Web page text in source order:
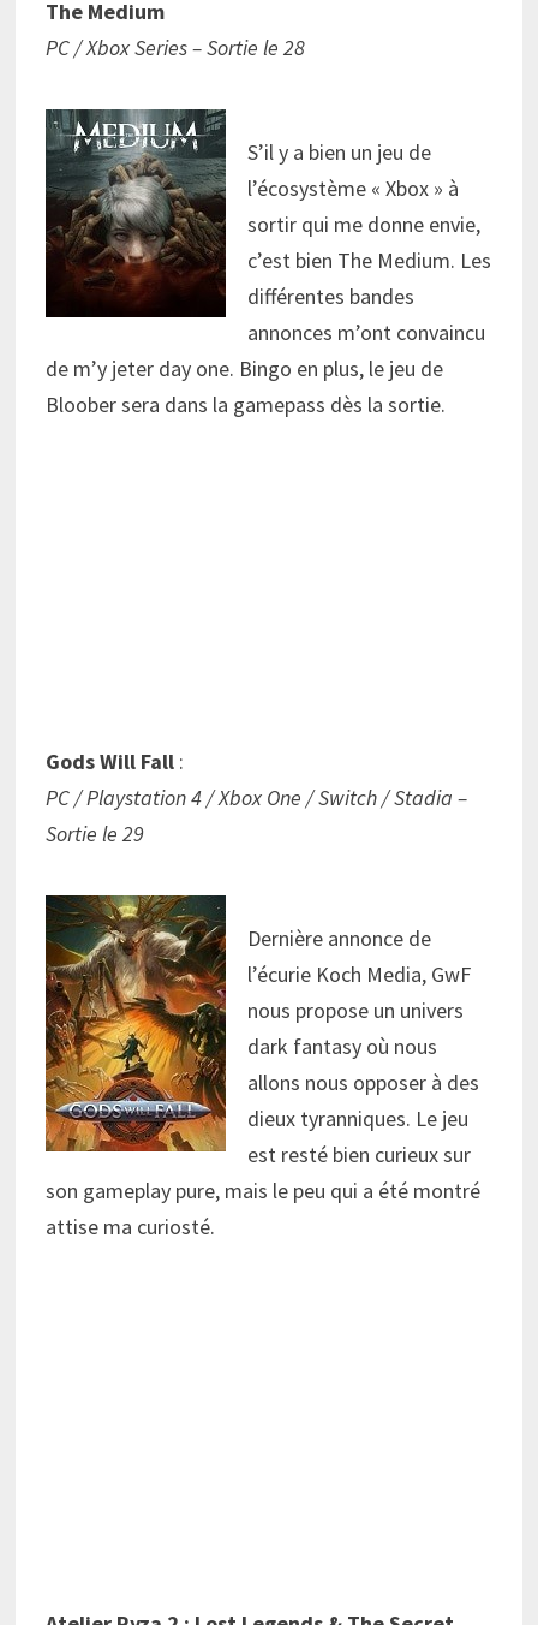
The Medium
PC / Xbox Series – Sortie le 28
S’il y a bien un jeu de
l’écosystème « Xbox » à
sortir qui me donne envie,
c’est bien The Medium. Les
différentes bandes
annonces m’ont convaincu
de m’y jeter day one. Bingo en plus, le jeu de
Bloober sera dans la gamepass dès la sortie.
Gods Will Fall :
PC / Playstation 4 / Xbox One / Switch / Stadia –
Sortie le 29
Dernière annonce de
l’écurie Koch Media, GwF
nous propose un univers
dark fantasy où nous
allons nous opposer à des
dieux tyranniques. Le jeu
est resté bien curieux sur
son gameplay pure, mais le peu qui a été montré
attise ma curiosté.